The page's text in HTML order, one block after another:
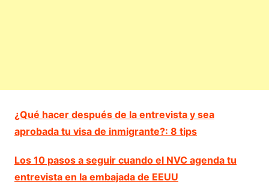
¿Qué hacer después de la entrevista y sea
aprobada tu visa de inmigrante?: 8 tips
Los 10 pasos a seguir cuando el NVC agenda tu
entrevista en la embajada de EEUU